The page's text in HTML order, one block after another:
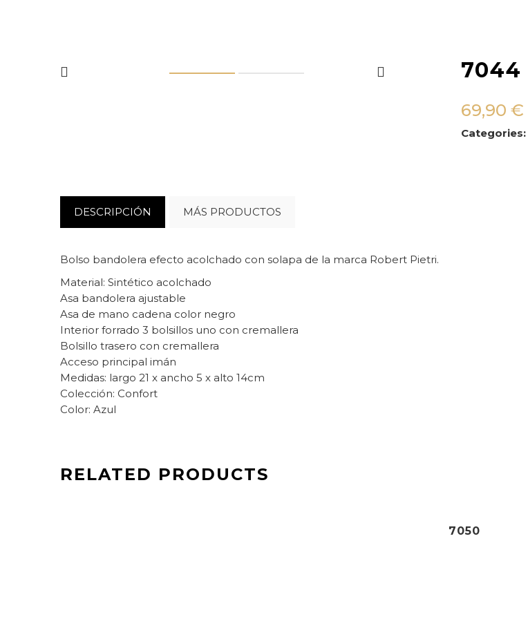
7044
69,90 €
Categories:
DESCRIPCIÓN MÁS PRODUCTOS
Bolso bandolera efecto acolchado con solapa de la marca Robert Pietri.
Material: Sintético acolchado
Asa bandolera ajustable
Asa de mano cadena color negro
Interior forrado 3 bolsillos uno con cremallera
Bolsillo trasero con cremallera
Acceso principal imán
Medidas: largo 21 x ancho 5 x alto 14cm
Colección: Confort
Color: Azul
RELATED PRODUCTS
7050